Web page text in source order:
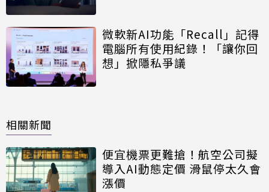
微軟新AI功能「Recall」記得
電腦所有使用紀錄！「讓你回
想」掀隱私爭議
相關新聞
便宜機票更難搶！航空公司擬
導入AI動態定價 滑鼠停太久會
漲價